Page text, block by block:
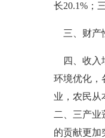
长20.1%；
三、财产
四、收入
环境优化，
业，农民从
二、三产
的贡献更加